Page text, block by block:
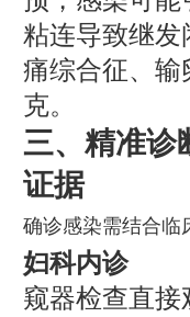
粘连导致继发
痛综合征、输
克。
三、精准诊
证据
确诊感染需结合临
妇科内诊
窥器检查直